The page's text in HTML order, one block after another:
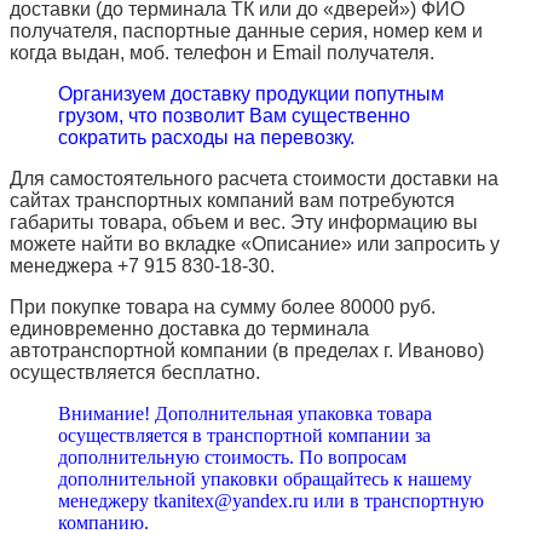
доставки (до терминала ТК или до «дверей») ФИО
получателя, паспортные данные серия, номер кем и
когда выдан, моб. телефон и Email получателя.
Организуем доставку продукции попутным
грузом, что позволит Вам существенно
сократить расходы на перевозку.
Для самостоятельного расчета стоимости доставки на
сайтах транспортных компаний вам потребуются
габариты товара, объем и вес. Эту информацию вы
можете найти во вкладке «Описание» или запросить у
менеджера +7 915 830-18-30.
При покупке товара на сумму более 80000 руб.
единовременно доставка до терминала
автотранспортной компании (в пределах г. Иваново)
осуществляется бесплатно.
Внимание! Дополнительная упаковка товара
осуществляется в транспортной компании за
дополнительную стоимость. По вопросам
дополнительной упаковки обращайтесь к нашему
менеджеру tkanitex@yandex.ru или в транспортную
компанию.